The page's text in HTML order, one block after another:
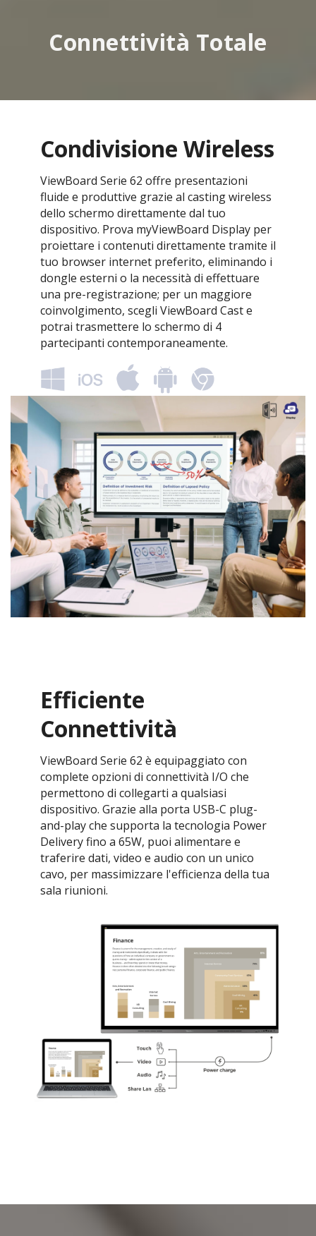
Connettività Totale
Condivisione Wireless
ViewBoard Serie 62 offre presentazioni
fluide e produttive grazie al casting wireless
dello schermo direttamente dal tuo
dispositivo. Prova myViewBoard Display per
proiettare i contenuti direttamente tramite il
tuo browser internet preferito, eliminando i
dongle esterni o la necessità di effettuare
una pre-registrazione; per un maggiore
coinvolgimento, scegli ViewBoard Cast e
potrai trasmettere lo schermo di 4
partecipanti contemporaneamente.
Efficiente
Connettività
ViewBoard Serie 62 è equipaggiato con
complete opzioni di connettività I/O che
permettono di collegarti a qualsiasi
dispositivo. Grazie alla porta USB-C plug-
and-play che supporta la tecnologia Power
Delivery fino a 65W, puoi alimentare e
traferire dati, video e audio con un unico
cavo, per massimizzare l'efficienza della tua
sala riunioni.